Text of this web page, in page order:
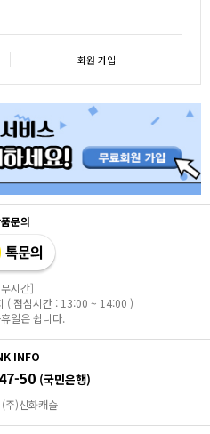
회원 가입
문의
시간]
( 점심시간 : 13:00 ~ 14:00 )
일은 쉽니다.
INFO
50 (국민은행)
주)신화캐슬